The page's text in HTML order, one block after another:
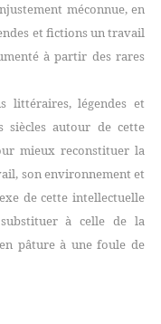
méconnue, en
et fictions un travail
à partir des rares
littéraires, légendes et
siècles autour de cette
mieux reconstituer la
son environnement et
de cette intellectuelle
à celle de la
pâture à une foule de